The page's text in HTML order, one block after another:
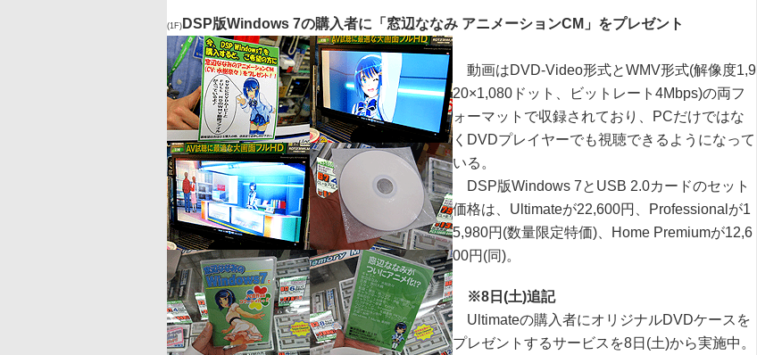
(1F) DSP版Windows 7の購入者に「窓辺ななみ アニメーションCM」をプレゼント
動画はDVD-Video形式とWMV形式(解像度1,9
20×1,080ドット、ビットレート4Mbps)の両フ
ォーマットで収録されており、PCだけではな
くDVDプレイヤーでも視聴できるようになって
いる。
DSP版Windows 7とUSB 2.0カードのセット
価格は、Ultimateが22,600円、Professionalが1
5,980円(数量限定特価)、Home Premiumが12,6
00円(同)。
※8日(土)追記
Ultimateの購入者にオリジナルDVDケースを
プレゼントするサービスを8日(土)から実施中。